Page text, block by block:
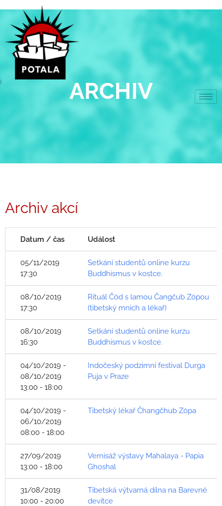
obsah
ARCHIV
Archiv akcí
Datum / čas Událost
05/11/2019
17:30
Setkání studentů online kurzu
Buddhismus v kostce.
08/10/2019
17:30
Rituál Čöd s lamou Čangčub Zöpou
(tibetský mnich a lékař)
08/10/2019
16:30
Setkání studentů online kurzu
Buddhismus v kostce.
04/10/2019 -
08/10/2019
13:00 - 18:00
Indočeský podzimní festival Durga
Puja v Praze
04/10/2019 -
06/10/2019
08:00 - 18:00
Tibetský lékař Čhangčhub Zöpa
27/09/2019
13:00 - 18:00
Vernisáž výstavy Mahalaya - Papia
Ghoshal
31/08/2019
10:00 - 20:00
Tibetská výtvarná dílna na Barevné
devítce